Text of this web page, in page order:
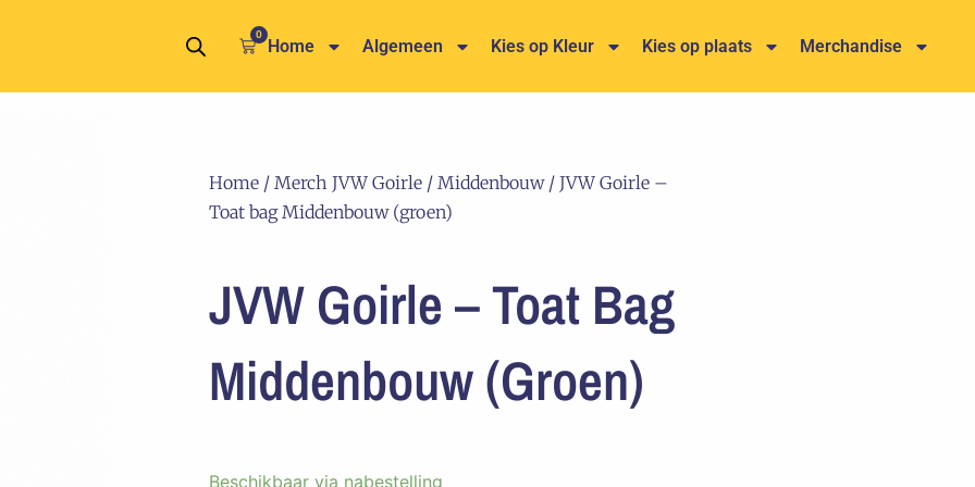
0
Winkelwagen
Home Algemeen Kies op Kleur Kies op plaats Merchandise
Home / Merch JVW Goirle / Middenbouw/ JVW Goirle –
Toat bag Middenbouw (groen)
JVW Goirle – Toat Bag
Middenbouw (groen)
Beschikbaar via nabestelling
JVW